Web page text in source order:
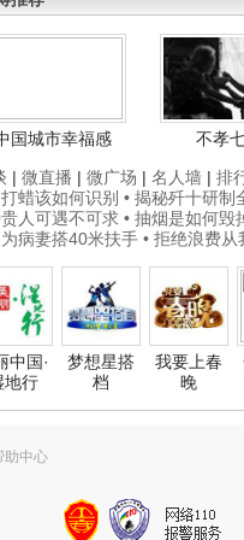
国城市幸福感
不孝
| 微直播 | 微广场 | 名人墙 | 排
蜡该如何识别 • 揭秘歼十研制
人可遇不可求 • 抽烟是如何毁
病妻搭40米扶手 • 拒绝浪费从
中国·
地行
梦想星搭
档
我要上春
晚
助中心